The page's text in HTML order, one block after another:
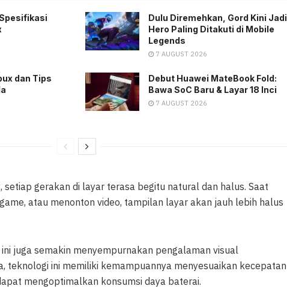
Dulu Diremehkan, Gord Kini Jadi
Hero Paling Ditakuti di Mobile
Legends
7 AUGUST 2026
dan Tips
Debut Huawei MateBook Fold:
Bawa SoC Baru & Layar 18 Inci
7 AUGUST 2026
gerakan di layar terasa begitu natural dan halus. Saat
atau menonton video, tampilan layar akan jauh lebih halus
juga semakin menyempurnakan pengalaman visual
teknologi ini memiliki kemampuannya menyesuaikan kecepatan
mengoptimalkan konsumsi daya baterai.